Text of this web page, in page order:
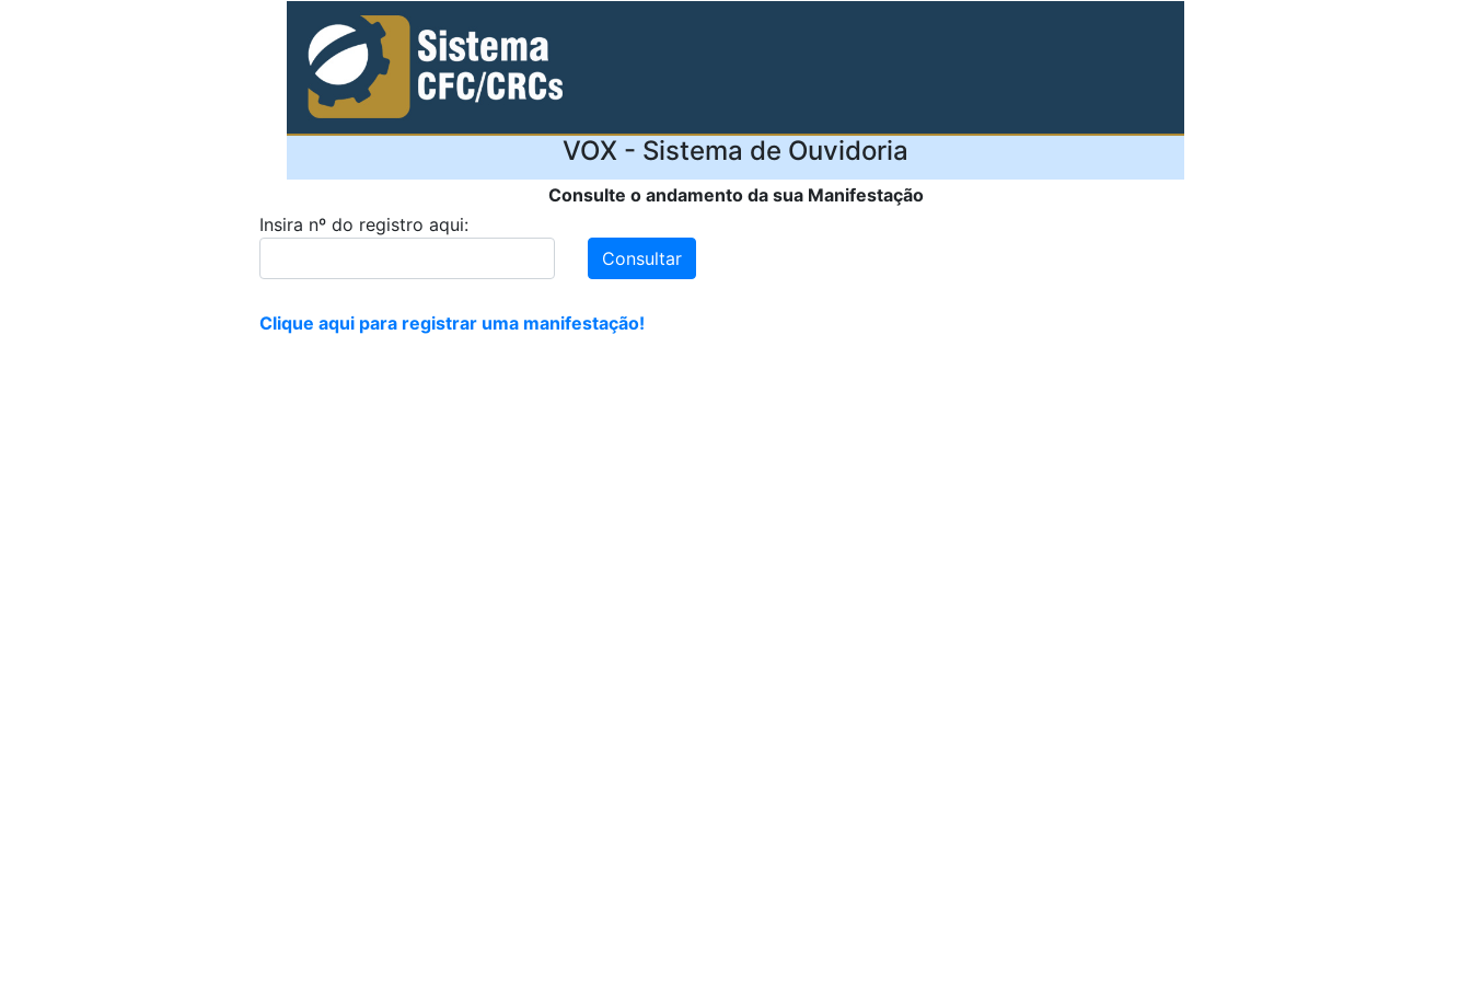
VOX - Sistema de Ouvidoria
Consulte o andamento da sua Manifestação
Insira nº do registro aqui:
Clique aqui para registrar uma manifestação!